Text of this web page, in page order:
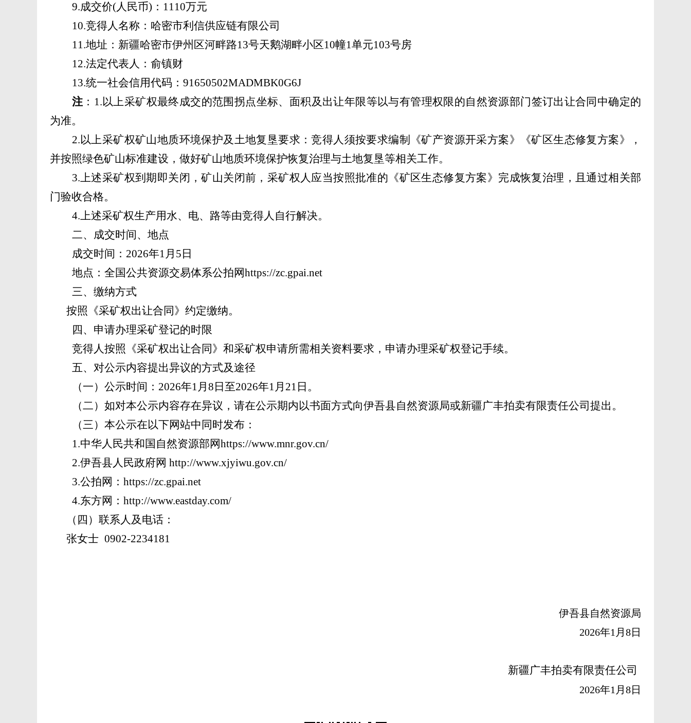
9.成交价(人民币)：1110万元
10.竞得人名称： 哈密市利信供应链有限公司
11.地址： 新疆哈密市伊州区河畔路13号天鹅湖畔小区10幢1单元103号房
12.法定代表人：俞镇财
13.统一社会信用代码：91650502MADMBK0G6J
注 ： 1.以上采矿权最终成交的范围拐点坐标、 面积及出让年限等以与有管理权限的自然资源部门签订出让合同中确定的
为准。
2.以上采矿权矿山地质环境保护及土地复垦要求：竞得人须按要求编制《矿产资源开采方案》 《矿区生态修复方案》
，
并按照绿色矿山标准建设，做好矿山地质环境保护恢复治理与土地复垦等相关工作。
3.上述采矿权到期即关闭，矿山关闭前，采矿权人应当按照批准的《矿区生态修复方案》完成恢复治理，且通过相关部
门验收合格。
4.上述采矿权生产用水、电、路等由竞得人自行解决。
二、成交时间、地点
成交时间： 2026年1月 5 日
地点：全国公共资源交易体系公拍网https://zc.gpai.net
三、缴纳方式
按照《采矿权出让合同》约定缴纳。
四、 申请办理采矿登记的时限
竞得人按照《采矿权出让合同》和采矿权申请所需相关资料要求，申请办理采矿权登记手续。
五、 对公示内容提出异议的方式及途径
（一） 公示时间： 2026年1月 8 日至2026年1月 21 日 。
（二） 如对本公示内容存在异议，请在公示期内以书面方式向伊吾县自然资源局或新疆广丰拍卖有限责任公司提出。
（三） 本公示在以下网站中同时发布：
1.中华人民共和国自然资源部网https://www.mnr.gov.cn/
2.伊吾县人民政府网 http://www.xjyiwu.gov.cn/
3.公拍网： https://zc.gpai.net
4.东方网： http://www.eastday.com/
（四）联系人及电话：
张女士 0902-2234181
伊吾县自然资源局
2026年1 月 8日
新疆广丰拍卖有限责任公司
2026年1 月 8日